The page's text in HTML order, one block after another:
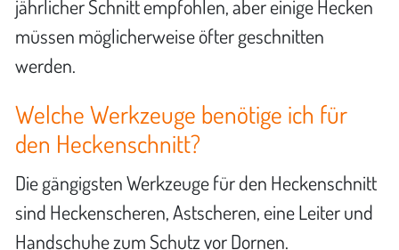
jährlicher Schnitt empfohlen, aber einige Hecken
müssen möglicherweise öfter geschnitten
werden.
Welche Werkzeuge benötige ich für
den Heckenschnitt?
Die gängigsten Werkzeuge für den Heckenschnitt
sind Heckenscheren, Astscheren, eine Leiter und
Handschuhe zum Schutz vor Dornen.